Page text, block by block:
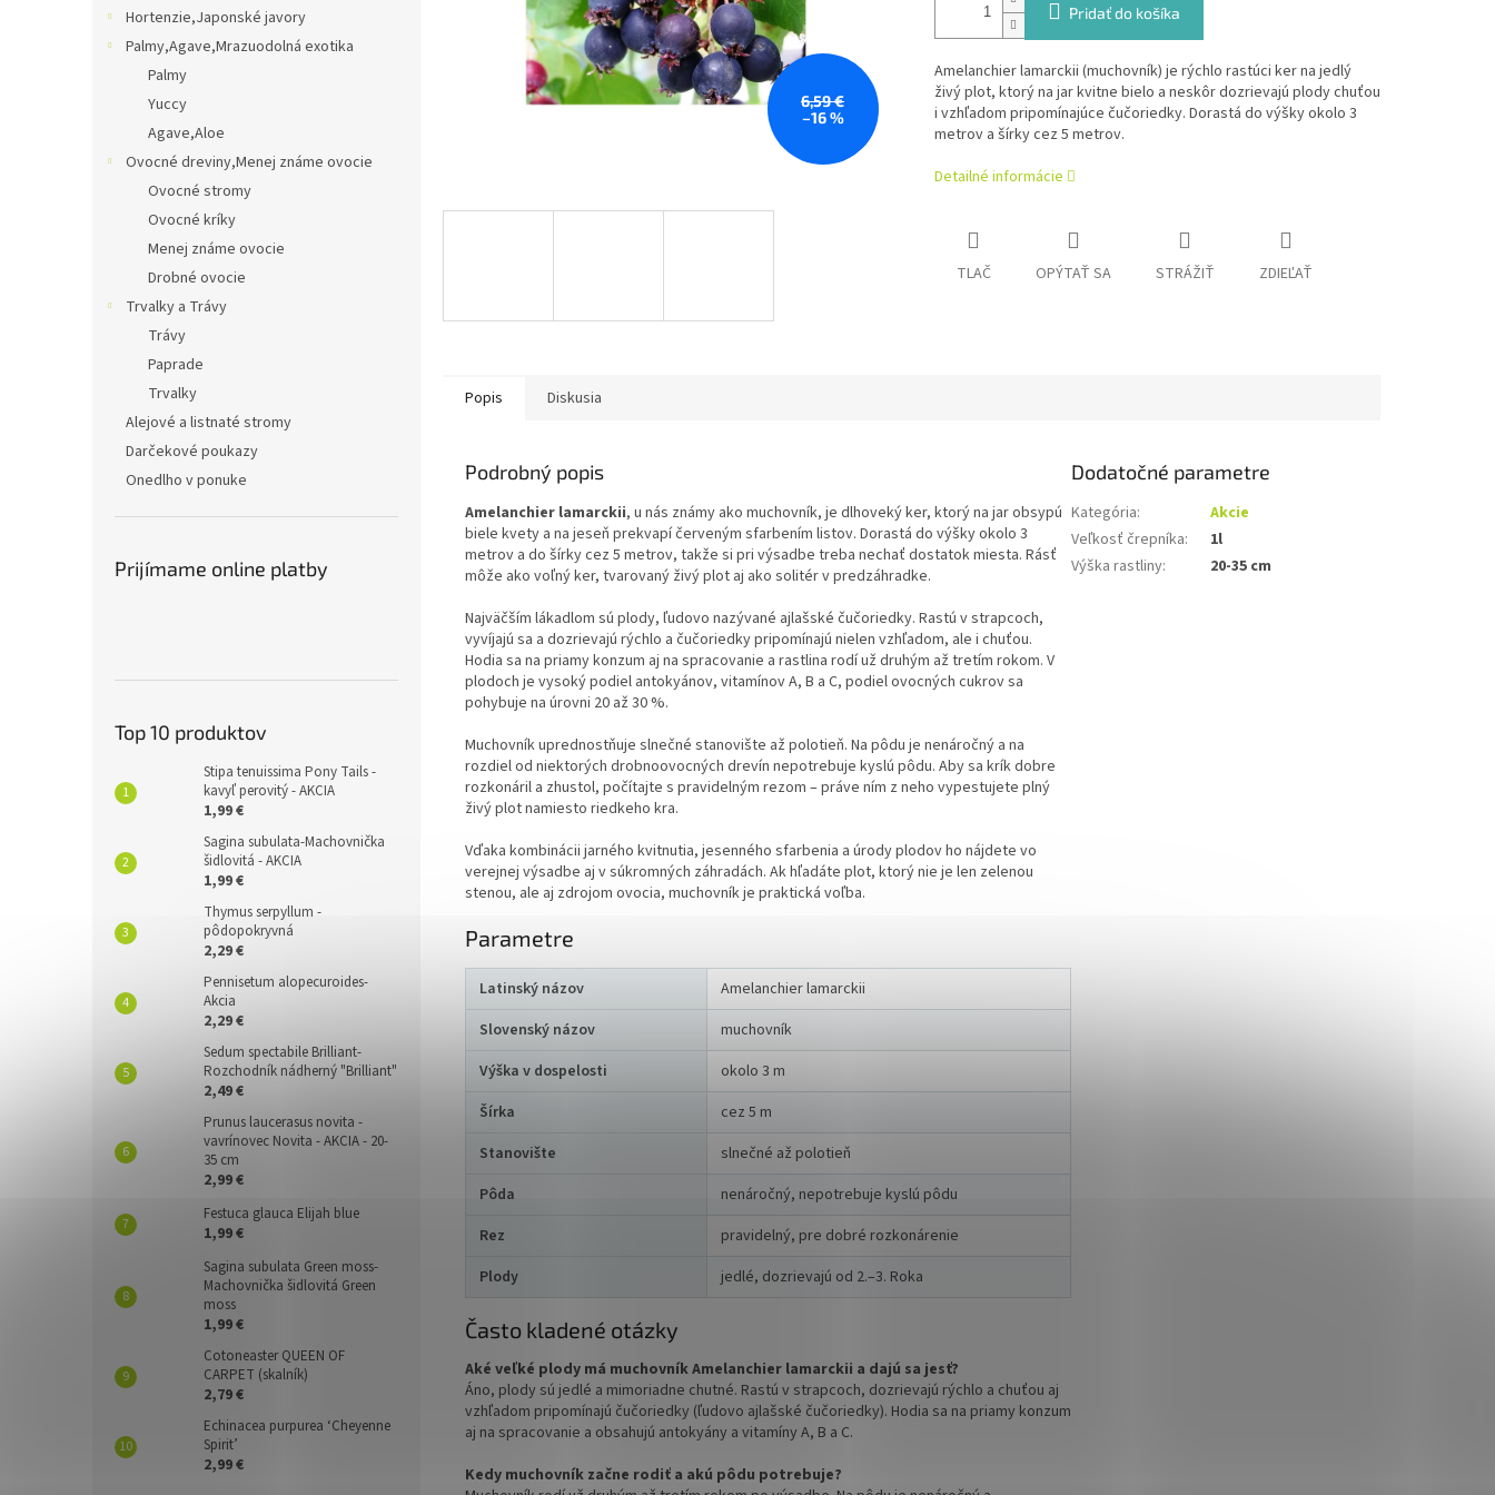
Hortenzie,Japonské javory
Palmy,Agave,Mrazuodolná exotika
Palmy
Yuccy
Agave,Aloe
Ovocné dreviny,Menej známe ovocie
Ovocné stromy
Ovocné kríky
Menej známe ovocie
Drobné ovocie
Trvalky a Trávy
Trávy
Paprade
Trvalky
Alejové a listnaté stromy
Darčekové poukazy
Onedlho v ponuke
Prijímame online platby
Top 10 produktov
Stipa tenuissima Pony Tails -
kavyľ perovitý - AKCIA
1,99 €
Sagina subulata-Machovnička
šidlovitá - AKCIA
1,99 €
Thymus serpyllum -
pôdopokryvná
2,29 €
Pennisetum alopecuroides-
Akcia
2,29 €
Sedum spectabile Brilliant-
Rozchodník nádherný "Brilliant"
2,49 €
Prunus laucerasus novita -
vavrínovec Novita - AKCIA - 20-
35 cm
2,99 €
Festuca glauca Elijah blue
1,99 €
Sagina subulata Green moss-
Machovnička šidlovitá Green
moss
1,99 €
Cotoneaster QUEEN OF
CARPET (skalník)
2,79 €
Echinacea purpurea ‘Cheyenne
Spirit’
2,99 €
6,59 €
–16 %
Pridať do košíka
Amelanchier lamarckii (muchovník) je rýchlo rastúci ker na jedlý
živý plot, ktorý na jar kvitne bielo a neskôr dozrievajú plody chuťou
i vzhľadom pripomínajúce čučoriedky. Dorastá do výšky okolo 3
metrov a šírky cez 5 metrov.
Detailné informácie
TLAČ OPÝTAŤ SA STRÁŽIŤ ZDIEĽAŤ
Popis Diskusia
Podrobný popis
Amelanchier lamarckii, u nás známy ako muchovník, je dlhoveký ker, ktorý na jar obsypú
biele kvety a na jeseň prekvapí červeným sfarbením listov. Dorastá do výšky okolo 3
metrov a do šírky cez 5 metrov, takže si pri výsadbe treba nechať dostatok miesta. Rásť
môže ako voľný ker, tvarovaný živý plot aj ako solitér v predzáhradke.
Najväčším lákadlom sú plody, ľudovo nazývané ajlašské čučoriedky. Rastú v strapcoch,
vyvíjajú sa a dozrievajú rýchlo a čučoriedky pripomínajú nielen vzhľadom, ale i chuťou.
Hodia sa na priamy konzum aj na spracovanie a rastlina rodí už druhým až tretím rokom. V
plodoch je vysoký podiel antokyánov, vitamínov A, B a C, podiel ovocných cukrov sa
pohybuje na úrovni 20 až 30 %.
Muchovník uprednostňuje slnečné stanovište až polotieň. Na pôdu je nenáročný a na
rozdiel od niektorých drobnoovocných drevín nepotrebuje kyslú pôdu. Aby sa krík dobre
rozkonáril a zhustol, počítajte s pravidelným rezom – práve ním z neho vypestujete plný
živý plot namiesto riedkeho kra.
Vďaka kombinácii jarného kvitnutia, jesenného sfarbenia a úrody plodov ho nájdete vo
verejnej výsadbe aj v súkromných záhradách. Ak hľadáte plot, ktorý nie je len zelenou
stenou, ale aj zdrojom ovocia, muchovník je praktická voľba.
Parametre
Latinský názov
Amelanchier lamarckii
Slovenský názov
muchovník
Výška v dospelosti
okolo 3 m
Šírka
cez 5 m
Stanovište
slnečné až polotieň
Pôda
nenáročný, nepotrebuje kyslú pôdu
Rez
pravidelný, pre dobré rozkonárenie
Plody
jedlé, dozrievajú od 2.–3. Roka
Často kladené otázky
Aké veľké plody má muchovník Amelanchier lamarckii a dajú sa jesť?
Áno, plody sú jedlé a mimoriadne chutné. Rastú v strapcoch, dozrievajú rýchlo a chuťou aj
vzhľadom pripomínajú čučoriedky (ľudovo ajlašské čučoriedky). Hodia sa na priamy konzum
aj na spracovanie a obsahujú antokyány a vitamíny A, B a C.
Kedy muchovník začne rodiť a akú pôdu potrebuje?
Dodatočné parametre
Kategória:
Akcie
Veľkosť črepníka:
1l
Výška rastliny: 20-35 cm